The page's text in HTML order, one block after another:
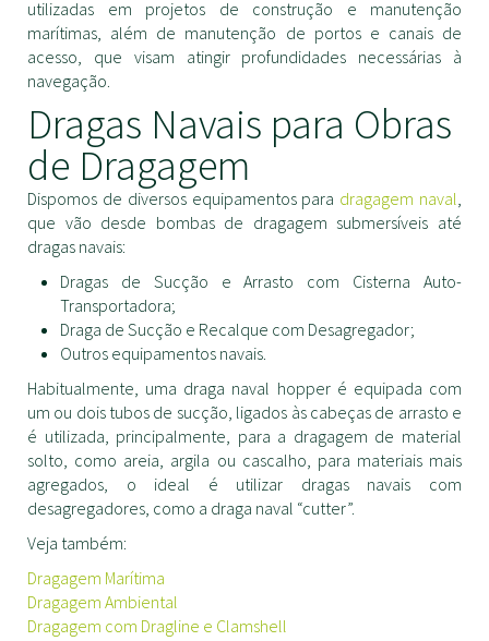
utilizadas em projetos de construção e manutenção
marítimas, além de manutenção de portos e canais de
acesso, que visam atingir profundidades necessárias à
navegação.
Dragas Navais para Obras
de Dragagem
Dispomos de diversos equipamentos para dragagem naval,
que vão desde bombas de dragagem submersíveis até
dragas navais:
Dragas de Sucção e Arrasto com Cisterna Auto-
Transportadora;
Draga de Sucção e Recalque com Desagregador;
Outros equipamentos navais.
Habitualmente, uma draga naval hopper é equipada com
um ou dois tubos de sucção, ligados às cabeças de arrasto e
é utilizada, principalmente, para a dragagem de material
solto, como areia, argila ou cascalho, para materiais mais
agregados, o ideal é utilizar dragas navais com
desagregadores, como a draga naval “cutter”.
Veja também:
Dragagem Marítima
Dragagem Ambiental
Dragagem com Dragline e Clamshell